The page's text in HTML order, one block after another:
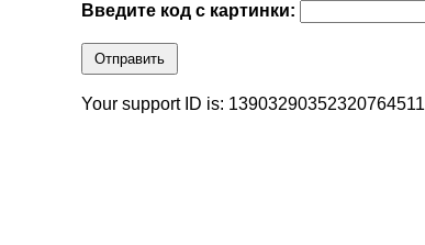
Введите код с картинки:
Отправить
Your support ID is: 13903290352320764511